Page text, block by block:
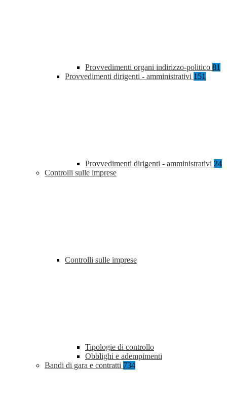
Provvedimenti organi indirizzo-politico 81
Provvedimenti dirigenti - amministrativi 151
Provvedimenti dirigenti - amministrativi 24
Controlli sulle imprese
Controlli sulle imprese
Tipologie di controllo
Obblighi e adempimenti
Bandi di gara e contratti 734